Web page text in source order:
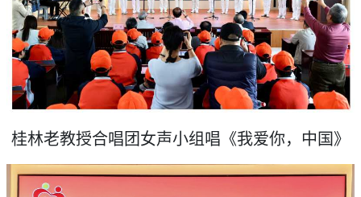
桂林老教授合唱团女声小组唱《我爱你，中国》